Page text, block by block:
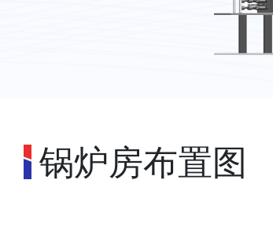
锅炉房布置图